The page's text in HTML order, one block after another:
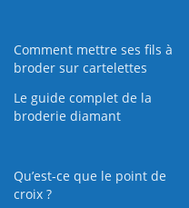
Comment mettre ses fils à
broder sur cartelettes
Le guide complet de la
broderie diamant
Qu’est-ce que le point de
croix ?